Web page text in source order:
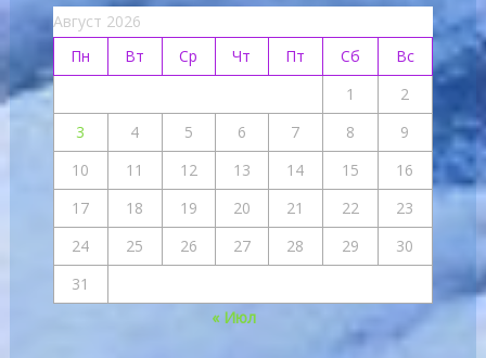
Август 2026
Пн
Вт Ср Чт Пт Сб
Вс
1
2
3
4 5 6 7 8
9
10
11 12 13 14 15
16
17
18 19 20 21 22
23
24
25 26 27 28 29
30
31
« Июл